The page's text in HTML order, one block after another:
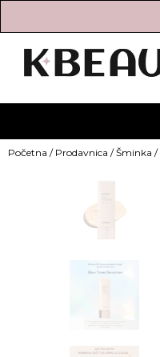
Početna / Prodavnica /Šminka /